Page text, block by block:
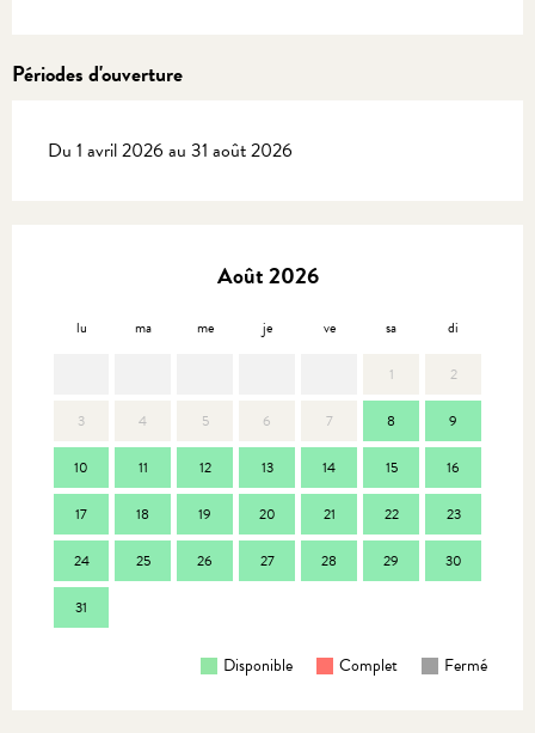
Périodes d'ouverture
Du 1 avril 2026 au 31 août 2026
Août 2026
lu ma me je ve sa di
1 2
3 4 5 6 7 8 9
10 11 12 13 14 15 16
17 18 19 20 21 22 23
24 25 26 27 28 29 30
31
Disponible Complet Fermé